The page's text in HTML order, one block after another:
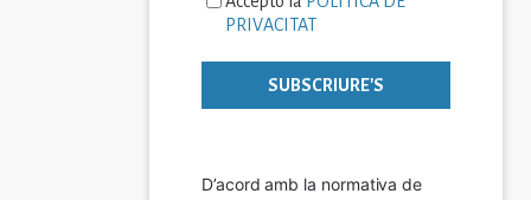
PRIVACITAT
D’acord amb la normativa de